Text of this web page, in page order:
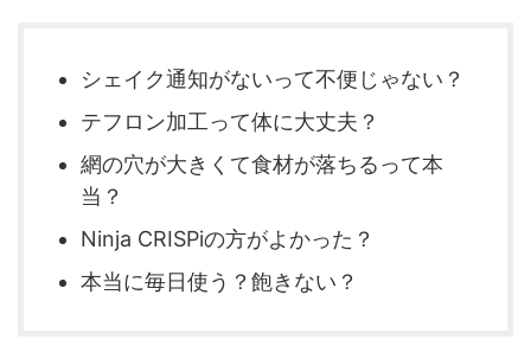
シェイク通知がないって不便じゃない？
テフロン加工って体に大丈夫？
網の穴が大きくて食材が落ちるって本
当？
Ninja CRISPiの方がよかった？
本当に毎日使う？飽きない？